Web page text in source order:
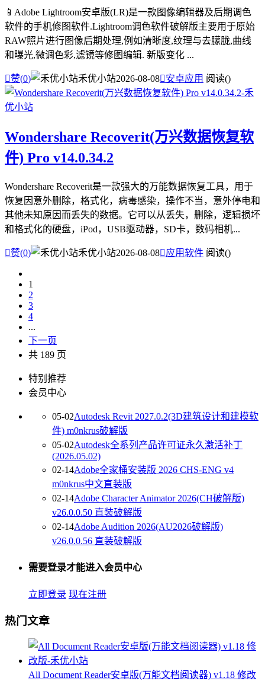
📱Adobe Lightroom安卓版(LR)是一款图像编辑器及后期调色
软件的手机修图软件.Lightroom调色软件破解版主要用于原始
RAW照片进行图像后期处理,例如清晰度,纹理与去朦胧,曲线
和曝光,微调色彩,滤镜等修图编辑. 新版变化 ...
赞(0) 禾优小站2026-08-08安卓应用 阅读()
Wondershare Recoverit(万兴数据恢复软
件) Pro v14.0.34.2
Wondershare Recoverit是一款强大的万能数据恢复工具，用于
恢复因意外删除，格式化，病毒感染，操作不当，意外停电和
其他未知原因而丢失的数据。它可以从丢失，删除，逻辑损坏
和格式化的硬盘，iPod，USB驱动器，SD卡，数码相机...
赞(0) 禾优小站2026-08-08应用软件 阅读()
1
2
3
4
...
下一页
共 189 页
特别推荐
会员中心
05-02Autodesk Revit 2027.0.2(3D建筑设计和建模软
件) m0nkrus破解版
05-02Autodesk全系列产品许可证永久激活补丁
(2026.05.02)
02-14Adobe全家桶安装版 2026 CHS-ENG v4
m0nkrus中文直装版
02-14Adobe Character Animator 2026(CH破解版)
v26.0.0.50 直装破解版
02-14Adobe Audition 2026(AU2026破解版)
v26.0.0.56 直装破解版
需要登录才能进入会员中心
立即登录 现在注册
热门文章
All Document Reader安卓版(万能文档阅读器) v1.18 修改